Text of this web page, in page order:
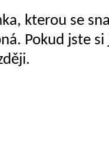
kterou se
Pokud jste